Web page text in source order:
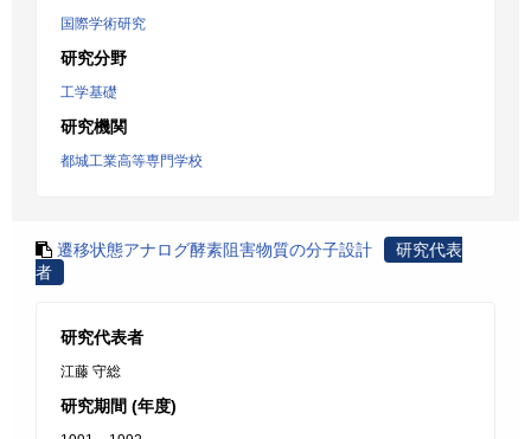
国際学術研究
研究分野
工学基礎
研究機関
都城工業高等専門学校
遷移状態アナログ酵素阻害物質の分子設計
研究代表
者
研究代表者
江藤 守総
研究期間 (年度)